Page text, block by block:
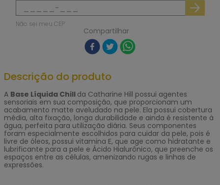
Não sei meu CEP
Compartilhar
Descrição do produto
A Base Líquida Chill da Catharine Hill possui agentes
sensoriais em sua composição, que proporcionam um
acabamento matte aveludado na pele. Ela possui cobertura
média, alta fixação, longa durabilidade e ainda é resistente à
água, perfeita para utilização diária. Seus componentes
foram especialmente escolhidos para cuidar da pele, pois é
livre de óleos, possui vitamina E, que age como hidratante e
lubrificante para a pele e Ácido Hialurônico, que preenche os
espaços entre as células, amenizando rugas e linhas de
expressões.